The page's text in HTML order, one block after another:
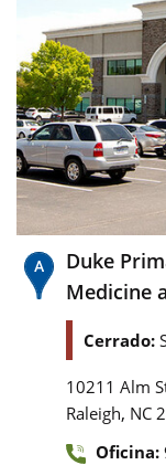
Duke
Medicine
Cerrado:
10211 Alm
Raleigh, NC
Oficina: